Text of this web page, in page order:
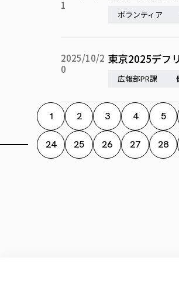
1
ボランティア
2025/10/2
0
東京2025デフ
広報部PR課
1 2 3 4 5
24 25 26 27 28